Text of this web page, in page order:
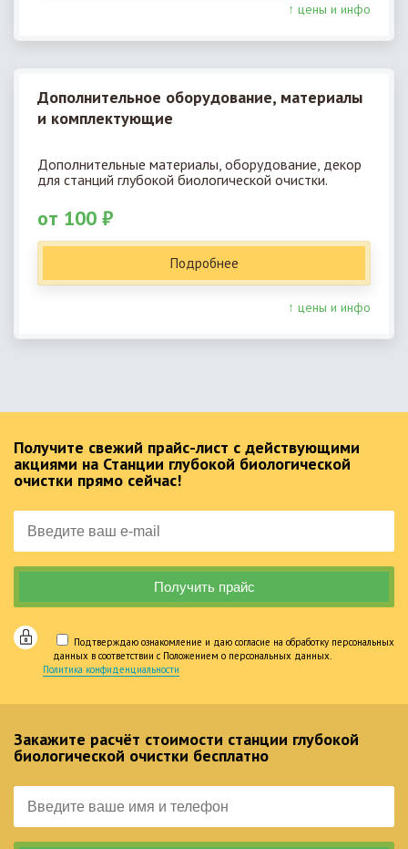
↑ цены и инфо
Дополнительное оборудование, материалы
и комплектующие
Дополнительные материалы, оборудование, декор
для станций глубокой биологической очистки.
от 100 ₽
Подробнее
↑ цены и инфо
Получите свежий прайс-лист с действующими
акциями на Станции глубокой биологической
очистки прямо сейчас!
Подтверждаю ознакомление и даю согласие на обработку персональных
данных в соответствии с Положением о персональных данных.
Политика конфиденциальности
Закажите расчёт стоимости станции глубокой
биологической очистки бесплатно